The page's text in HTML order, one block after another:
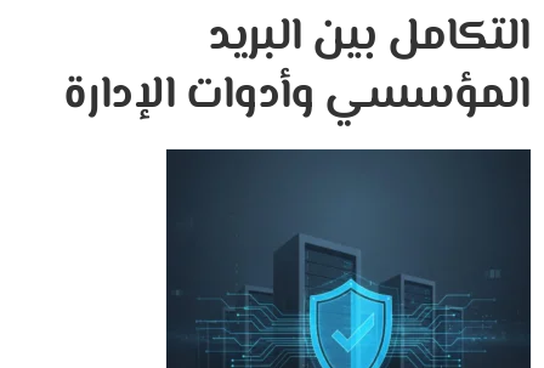
التكامل بين البريد
المؤسسي وأدوات الإدارة